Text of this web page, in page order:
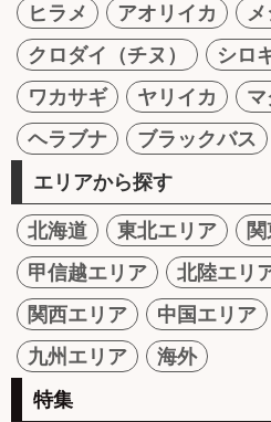
ヒラメ
アオリイカ
メ
クロダイ（チヌ）
シロ
ワカサギ
ヤリイカ マ
ヘラブナ
ブラックバス
エリアから探す
北海道 東北エリア
甲信越エリア
北陸エリ
関西エリア
中国エリア
九州エリア
海外
特集